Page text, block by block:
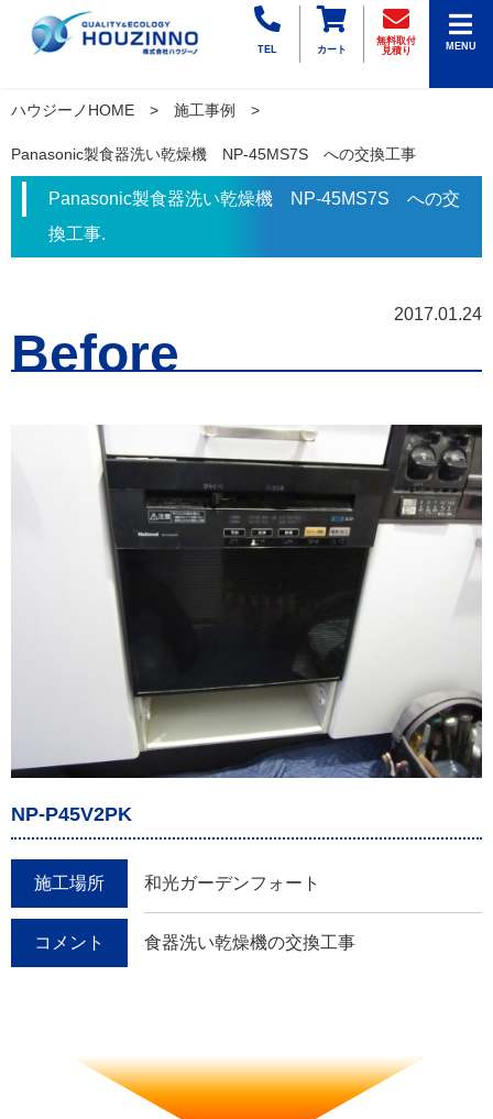
TEL カート
無料取付
見積り
MENU
ハウジーノHOME 施工事例
Panasonic製食器洗い乾燥機 NP-45MS7S への交換工事
Panasonic製食器洗い乾燥機 NP-45MS7S への交
換工事.
2017.01.24
Before
NP-P45V2PK
施工場所 和光ガーデンフォート
コメント 食器洗い乾燥機の交換工事